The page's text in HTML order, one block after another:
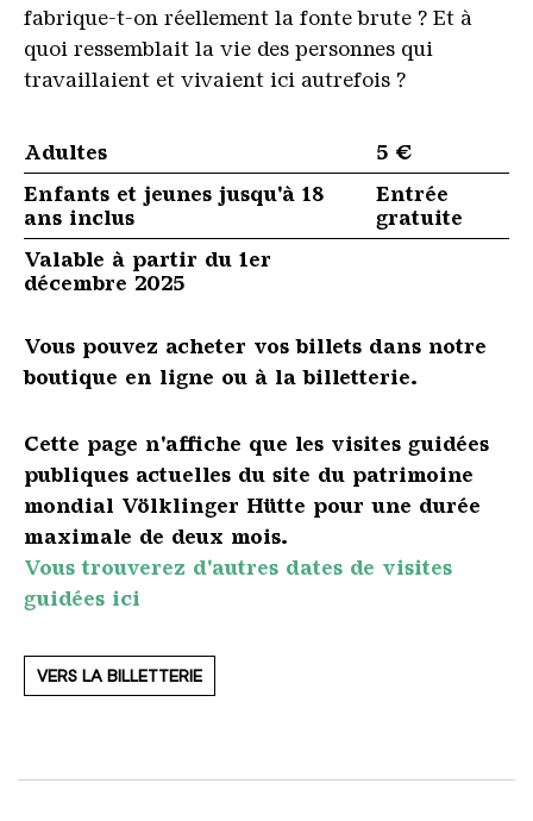
fabrique-t-on réellement la fonte brute ? Et à
quoi ressemblait la vie des personnes qui
travaillaient et vivaient ici autrefois ?
Adultes
5 €
Enfants et jeunes jusqu'à 18
ans inclus
Entrée
gratuite
Valable à partir du 1er
décembre 2025
Vous pouvez acheter vos billets dans notre
boutique en ligne ou à la billetterie.
Cette page n'affiche que les visites guidées
publiques actuelles du site du patrimoine
mondial Völklinger Hütte pour une durée
maximale de deux mois.
Vous trouverez d'autres dates de visites
guidées ici
VERS LA BILLETTERIE